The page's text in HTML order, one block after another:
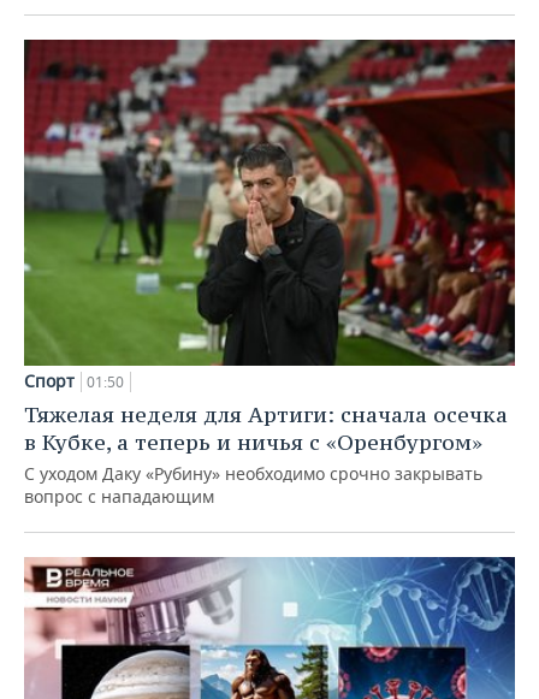
Спорт 01:50
Тяжелая неделя для Артиги: сначала осечка
в Кубке, а теперь и ничья с «Оренбургом»
С уходом Даку «Рубину» необходимо срочно закрывать
вопрос с нападающим